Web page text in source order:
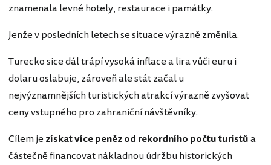
znamenala levné hotely, restaurace i památky.
Jenže v posledních letech se situace výrazně změnila.
Turecko sice dál trápí vysoká inflace a lira vůči euru i
dolaru oslabuje, zároveň ale stát začal u
nejvýznamnějších turistických atrakcí výrazně zvyšovat
ceny vstupného pro zahraniční návštěvníky.
Cílem je získat více peněz od rekordního počtu turistůa
částečně financovat nákladnou údržbu historických